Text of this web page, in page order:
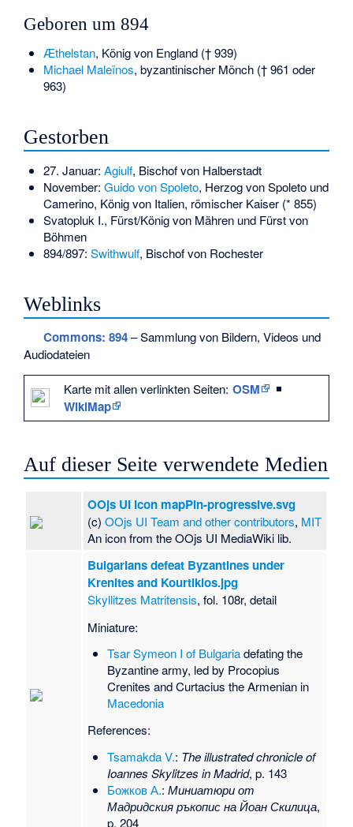
Geboren um 894
Æthelstan, König von England († 939)
Michael Maleïnos, byzantinischer Mönch († 961 oder
963)
Gestorben
27. Januar: Agiulf, Bischof von Halberstadt
November: Guido von Spoleto, Herzog von Spoleto und
Camerino, König von Italien, römischer Kaiser (* 855)
Svatopluk I., Fürst/König von Mähren und Fürst von
Böhmen
894/897: Swithwulf, Bischof von Rochester
Weblinks
Commons: 894– Sammlung von Bildern, Videos und
Audiodateien
Karte mit allen verlinkten Seiten: OSM
WikiMap
Auf dieser Seite verwendete Medien
OOjs UI icon mapPin-progressive.svg
(c)OOjs UI Team and other contributors, MIT
An icon from the OOjs UI MediaWiki lib.
Bulgarians defeat Byzantines under
Krenites and Kourtikios.jpg
Skyllitzes Matritensis, fol. 108r, detail
Miniature:
Tsar Symeon I of Bulgariadefating the
Byzantine army, led by Procopius
Crenites and Curtacius the Armenian in
Macedonia
References:
Tsamakda V.: The illustrated chronicle of
Ioannes Skylitzes in Madrid, p. 143
Божков А.: Миниатюри от
Мадридския ръкопис на Йоан Скилица,
p. 204